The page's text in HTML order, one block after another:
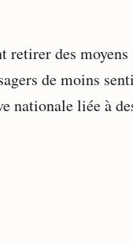
retirer des moyens
de moins
nationale liée à